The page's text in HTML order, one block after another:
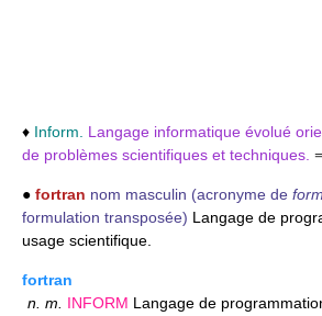
♦ Inform.
Langage informatique évolué
de problèmes scientifiques et techniques.
● fortran nom masculin (acronyme de
formulation transposée) Langage de
usage scientifique.
fortran
n. m. INFORM Langage de